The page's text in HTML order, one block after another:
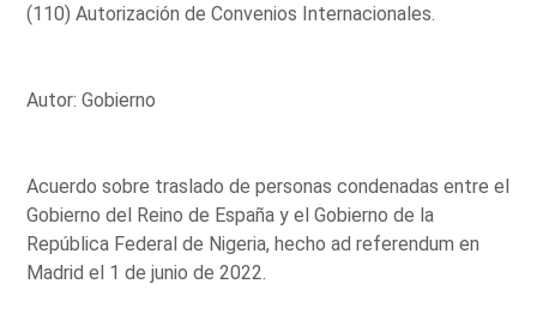
(110) Autorización de Convenios Internacionales.
Autor: Gobierno
Acuerdo sobre traslado de personas condenadas entre el
Gobierno del Reino de España y el Gobierno de la
República Federal de Nigeria, hecho ad referendum en
Madrid el 1 de junio de 2022.